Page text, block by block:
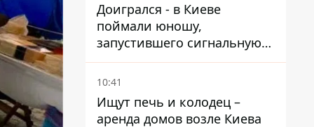
Доигрался - в Киеве
поймали юношу,
запустившего сигнальную
ракету, чтобы порадовать
девушек
10:41
Ищут печь и колодец –
аренда домов возле Киева